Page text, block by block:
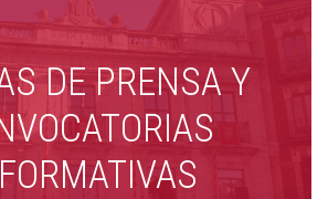
DE PRENSA Y